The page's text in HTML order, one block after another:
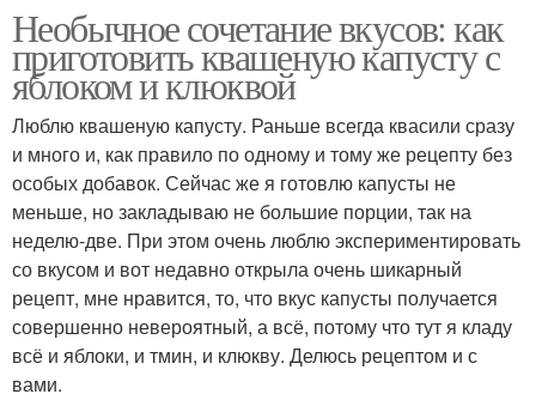
Необычное сочетание вкусов: как
приготовить квашеную капусту с
яблоком и клюквой
Люблю квашеную капусту. Раньше всегда квасили сразу
и много и, как правило по одному и тому же рецепту без
особых добавок. Сейчас же я готовлю капусты не
меньше, но закладываю не большие порции, так на
неделю-две. При этом очень люблю экспериментировать
со вкусом и вот недавно открыла очень шикарный
рецепт, мне нравится, то, что вкус капусты получается
совершенно невероятный, а всё, потому что тут я кладу
всё и яблоки, и тмин, и клюкву. Делюсь рецептом и с
вами.